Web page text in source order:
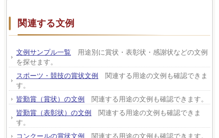
関連する文例
文例サンプル一覧 用途別に賞状・表彰状・感謝状などの文例
を探せます。
スポーツ・競技の賞状文例 関連する用途の文例も確認できま
す。
皆勤賞（賞状）の文例 関連する用途の文例も確認できます。
皆勤賞（表彰状）の文例 関連する用途の文例も確認できま
す。
コンクールの賞状文例 関連する用途の文例も確認できます。